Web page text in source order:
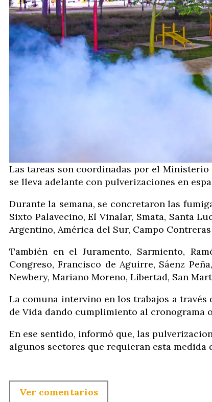
Las tareas son coordinadas por el
se lleva adelante con pulverizaciones en
Durante la semana, se concretaron las
Sixto Palavecino, El Vinalar, Smata, Santa
Argentino, América del Sur, Campo
También en el Juramento, Sarmiento,
Congreso, Francisco de Aguirre, Sáenz
Newbery, Mariano Moreno, Libertad, San
La comuna intervino en los trabajos a
de Vida dando cumplimiento al cronograma
En ese sentido, informó que, las
algunos sectores que requieran esta medida
Ver comentarios